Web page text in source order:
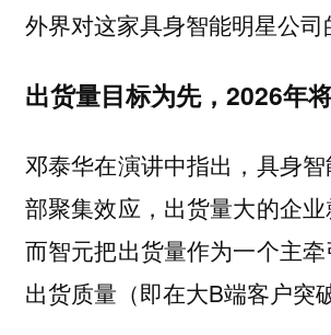
外界对这家具身智能明星公司
出货量目标为先，2026年
邓泰华在演讲中指出，具身
部聚集效应，出货量大的企
而智元把出货量作为一个主
出货质量（即在大B端客户突